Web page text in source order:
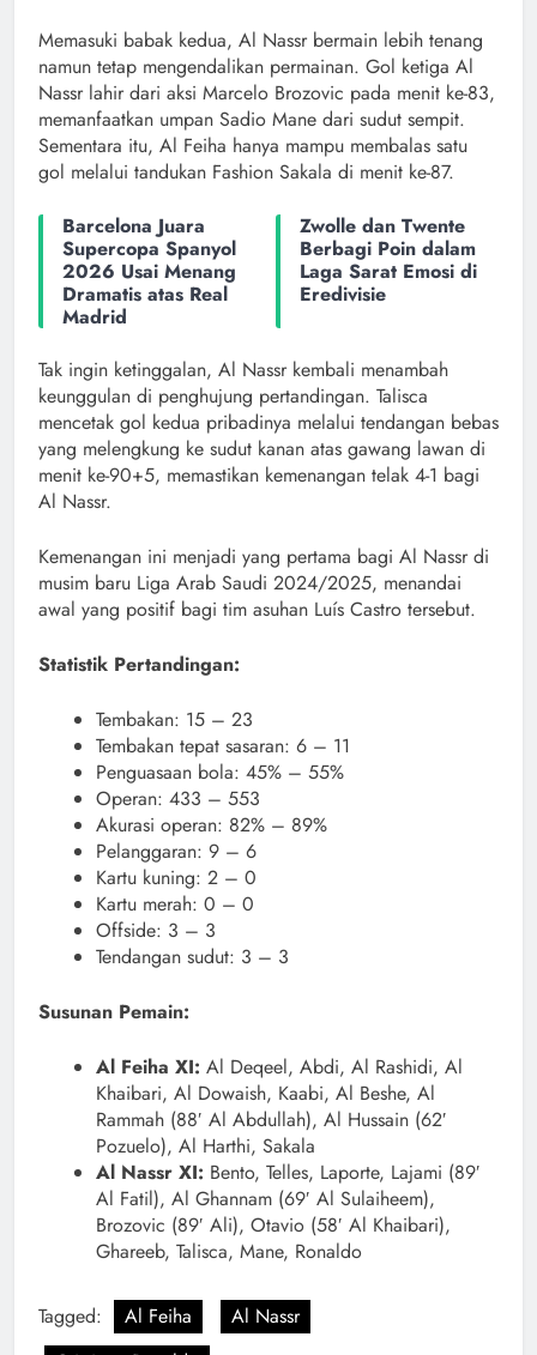
Memasuki babak kedua, Al Nassr bermain lebih tenang
namun tetap mengendalikan permainan. Gol ketiga Al
Nassr lahir dari aksi Marcelo Brozovic pada menit ke-83,
memanfaatkan umpan Sadio Mane dari sudut sempit.
Sementara itu, Al Feiha hanya mampu membalas satu
gol melalui tandukan Fashion Sakala di menit ke-87.
Barcelona Juara
Supercopa Spanyol
2026 Usai Menang
Dramatis atas Real
Madrid
Zwolle dan Twente
Berbagi Poin dalam
Laga Sarat Emosi di
Eredivisie
Tak ingin ketinggalan, Al Nassr kembali menambah
keunggulan di penghujung pertandingan. Talisca
mencetak gol kedua pribadinya melalui tendangan bebas
yang melengkung ke sudut kanan atas gawang lawan di
menit ke-90+5, memastikan kemenangan telak 4-1 bagi
Al Nassr.
Kemenangan ini menjadi yang pertama bagi Al Nassr di
musim baru Liga Arab Saudi 2024/2025, menandai
awal yang positif bagi tim asuhan Luís Castro tersebut.
Statistik Pertandingan:
Tembakan: 15 – 23
Tembakan tepat sasaran: 6 – 11
Penguasaan bola: 45% – 55%
Operan: 433 – 553
Akurasi operan: 82% – 89%
Pelanggaran: 9 – 6
Kartu kuning: 2 – 0
Kartu merah: 0 – 0
Offside: 3 – 3
Tendangan sudut: 3 – 3
Susunan Pemain:
Al Feiha XI: Al Deqeel, Abdi, Al Rashidi, Al
Khaibari, Al Dowaish, Kaabi, Al Beshe, Al
Rammah (88′ Al Abdullah), Al Hussain (62′
Pozuelo), Al Harthi, Sakala
Al Nassr XI: Bento, Telles, Laporte, Lajami (89′
Al Fatil), Al Ghannam (69′ Al Sulaiheem),
Brozovic (89′ Ali), Otavio (58′ Al Khaibari),
Ghareeb, Talisca, Mane, Ronaldo
Tagged: Al Feiha
Al Nassr